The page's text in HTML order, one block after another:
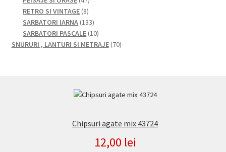
de
produse
RETRO SI VINTAGE 88
produse
SARBATORI IARNA 133133
de
produse
SARBATORI PASCALE 1010
produse
SNURURI , LANTURI SI METRAJE 7070
Chipsuri agate mix 43724
12,00 lei